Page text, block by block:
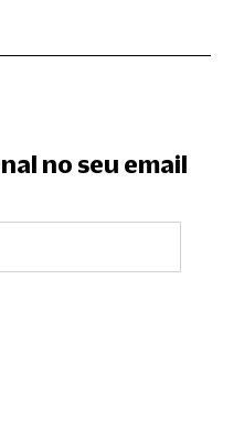
no seu email